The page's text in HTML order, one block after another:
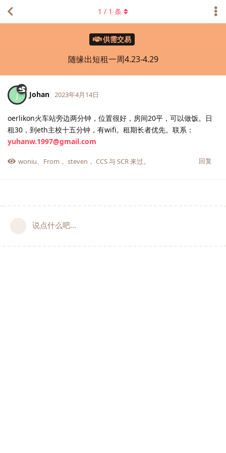
供需交易
随缘出短租一周4.23-4.29
1 / 1 条
J Johan 2023年4月14日
oerlikon火车站旁边两分钟，位置很好，房间20平，可以做饭。日
租30，到eth主校十五分钟，有wifi。租期长者优先。联系：
yuhanw.1997@gmail.com
回复
woniu、 From ， steven ， CCS与SCR来过。
说点什么吧...